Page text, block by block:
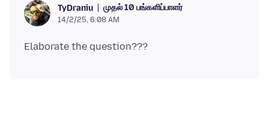
TyDraniu முதல் 10 பங்களிப்பாளர்
14/2/25, 6:08 AM